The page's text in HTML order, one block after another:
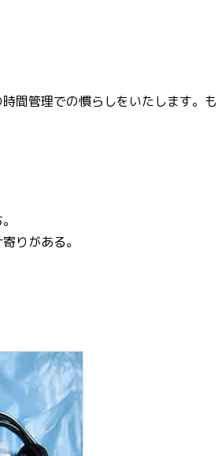
間管理での慣らしをいたします。も
りがある。